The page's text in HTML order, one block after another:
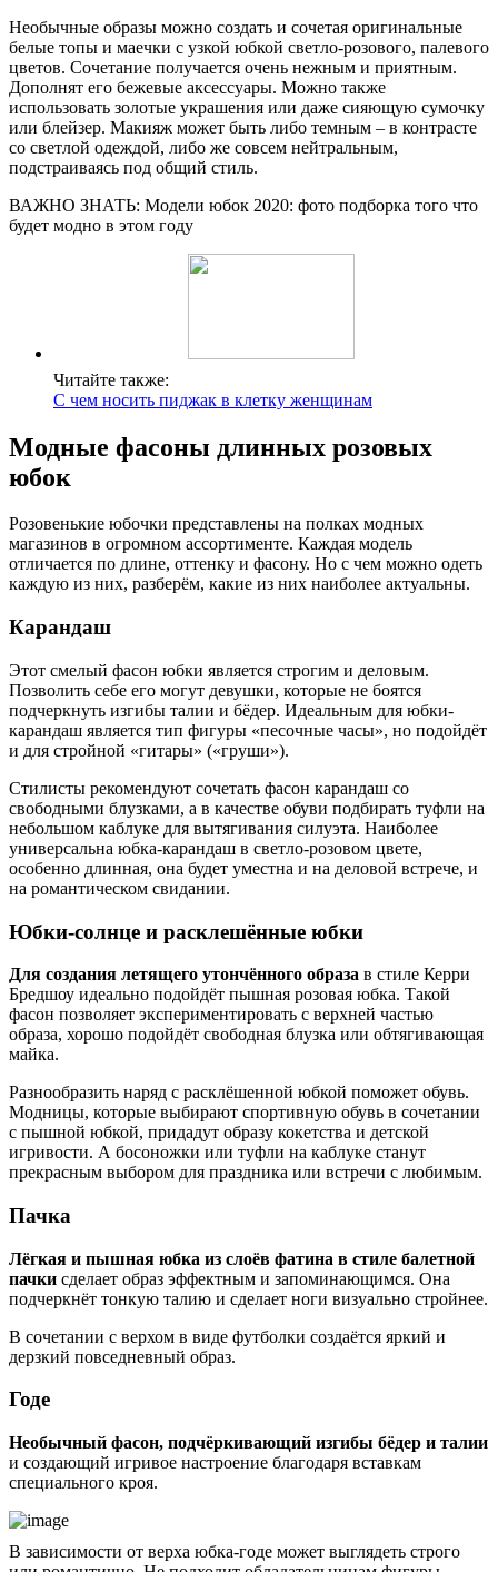
Необычные образы можно создать и сочетая оригинальные
белые топы и маечки с узкой юбкой светло-розового, палевого
цветов. Сочетание получается очень нежным и приятным.
Дополнят его бежевые аксессуары. Можно также
использовать золотые украшения или даже сияющую сумочку
или блейзер. Макияж может быть либо темным – в контрасте
со светлой одеждой, либо же совсем нейтральным,
подстраиваясь под общий стиль.
ВАЖНО ЗНАТЬ: Модели юбок 2020: фото подборка того что
будет модно в этом году
Читайте также:
С чем носить пиджак в клетку женщинам
Модные фасоны длинных розовых
юбок
Розовенькие юбочки представлены на полках модных
магазинов в огромном ассортименте. Каждая модель
отличается по длине, оттенку и фасону. Но с чем можно одеть
каждую из них, разберём, какие из них наиболее актуальны.
Карандаш
Этот смелый фасон юбки является строгим и деловым.
Позволить себе его могут девушки, которые не боятся
подчеркнуть изгибы талии и бёдер. Идеальным для юбки-
карандаш является тип фигуры «песочные часы», но подойдёт
и для стройной «гитары» («груши»).
Стилисты рекомендуют сочетать фасон карандаш со
свободными блузками, а в качестве обуви подбирать туфли на
небольшом каблуке для вытягивания силуэта. Наиболее
универсальна юбка-карандаш в светло-розовом цвете,
особенно длинная, она будет уместна и на деловой встрече, и
на романтическом свидании.
Юбки-солнце и расклешённые юбки
Для создания летящего утончённого образа в стиле Керри
Бредшоу идеально подойдёт пышная розовая юбка. Такой
фасон позволяет экспериментировать с верхней частью
образа, хорошо подойдёт свободная блузка или обтягивающая
майка.
Разнообразить наряд с расклёшенной юбкой поможет обувь.
Модницы, которые выбирают спортивную обувь в сочетании
с пышной юбкой, придадут образу кокетства и детской
игривости. А босоножки или туфли на каблуке станут
прекрасным выбором для праздника или встречи с любимым.
Пачка
Лёгкая и пышная юбка из слоёв фатина в стиле балетной
пачки сделает образ эффектным и запоминающимся. Она
подчеркнёт тонкую талию и сделает ноги визуально стройнее.
В сочетании с верхом в виде футболки создаётся яркий и
дерзкий повседневный образ.
Годе
Необычный фасон, подчёркивающий изгибы бёдер и талии
и создающий игривое настроение благодаря вставкам
специального кроя.
В зависимости от верха юбка-годе может выглядеть строго